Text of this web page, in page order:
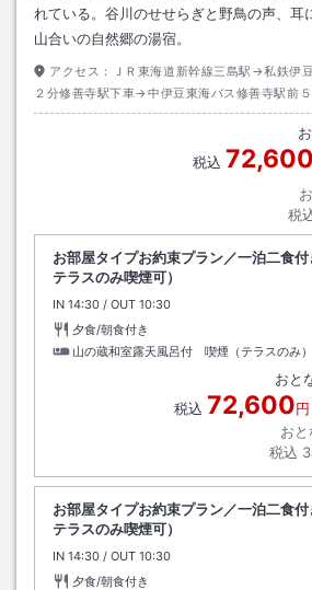
れている。谷川のせせらぎと野鳥の声、耳
山合いの自然郷の湯宿。
アクセス：
ＪＲ東海道新幹線三島駅→私鉄伊
２分修善寺駅下車→中伊豆東海バス修善寺駅前
和の森行き約３０分湯ヶ島下車後要連絡：送迎有
税込 72,600
税
お部屋タイプお約束プラン／一泊二食付
テラスのみ喫煙可）
IN チェックイン
14:30 / OUT チェックアウト
10:30
夕食/朝食付き
山の蔵和室露天風呂付 喫煙（テラスのみ）
おと
税込 72,600円
おと
税込
お部屋タイプお約束プラン／一泊二食付
テラスのみ喫煙可）
IN チェックイン
14:30 / OUT チェックアウト
10:30
夕食/朝食付き